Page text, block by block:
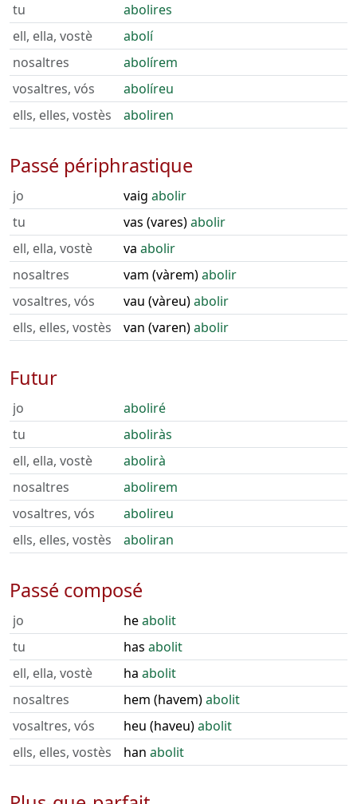
tu
abolires
ell, ella, vostè
abolí
nosaltres
abolírem
vosaltres, vós
abolíreu
ells, elles, vostès
aboliren
Passé périphrastique
jo vaig abolir
tu
vas (vares)abolir
ell, ella, vostè
va abolir
nosaltres
vam (vàrem)abolir
vosaltres, vós
vau (vàreu)abolir
ells, elles, vostès
van (varen)abolir
Futur
jo
aboliré
tu
aboliràs
ell, ella, vostè
abolirà
nosaltres
abolirem
vosaltres, vós
abolireu
ells, elles, vostès
aboliran
Passé composé
jo heabolit
tu
has abolit
ell, ella, vostè
ha abolit
nosaltres
hem (havem)abolit
vosaltres, vós
heu (haveu)abolit
ells, elles, vostès
han abolit